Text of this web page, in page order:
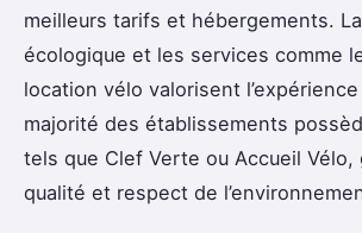
meilleurs tarifs et hébergements.
écologique et les services comme
location vélo valorisent
majorité des établissements
tels que Clef Verte ou Accueil Vélo,
qualité et respect de